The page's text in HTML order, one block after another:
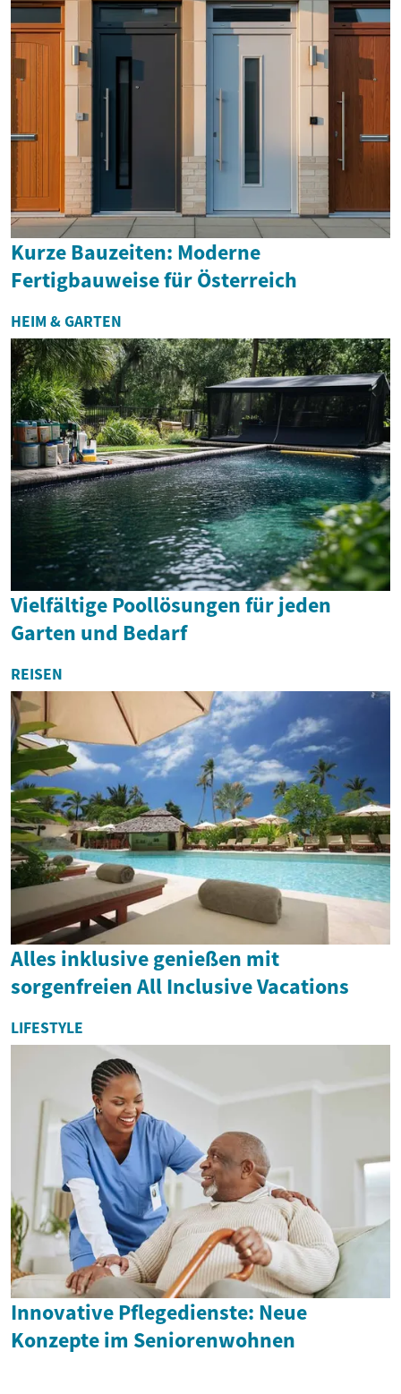
Kurze Bauzeiten: Moderne
Fertigbauweise für Österreich
HEIM & GARTEN
Vielfältige Poollösungen für jeden
Garten und Bedarf
REISEN
Alles inklusive genießen mit
sorgenfreien All Inclusive Vacations
LIFESTYLE
Innovative Pflegedienste: Neue
Konzepte im Seniorenwohnen